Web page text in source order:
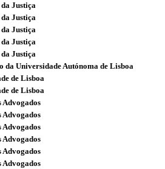
Justiça
Justiça
Justiça
Justiça
Justiça
da Universidade Autónoma de Lisboa
de Lisboa
de Lisboa
Advogados
Advogados
Advogados
Advogados
Advogados
Advogados